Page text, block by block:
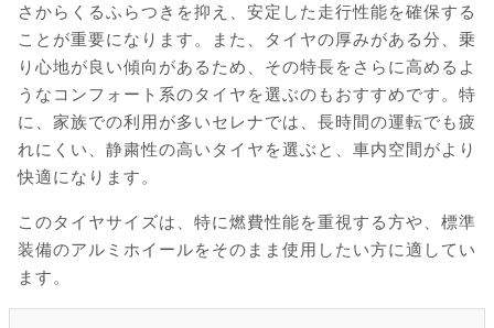
さからくるふらつきを抑え、安定した走行性能を確保する
ことが重要になります。また、タイヤの厚みがある分、乗
り心地が良い傾向があるため、その特長をさらに高めるよ
うなコンフォート系のタイヤを選ぶのもおすすめです。特
に、家族での利用が多いセレナでは、長時間の運転でも疲
れにくい、静粛性の高いタイヤを選ぶと、車内空間がより
快適になります。
このタイヤサイズは、特に燃費性能を重視する方や、標準
装備のアルミホイールをそのまま使用したい方に適してい
ます。